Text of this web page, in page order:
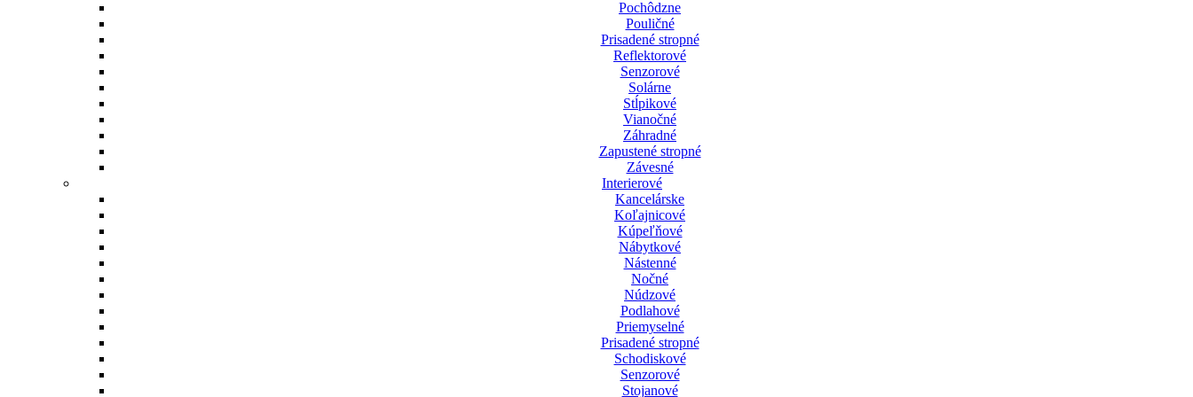
Pochôdzne
Pouličné
Prisadené stropné
Reflektorové
Senzorové
Solárne
Stĺpikové
Vianočné
Záhradné
Zapustené stropné
Závesné
Interierové
Kancelárske
Koľajnicové
Kúpeľňové
Nábytkové
Nástenné
Nočné
Núdzové
Podlahové
Priemyselné
Prisadené stropné
Schodiskové
Senzorové
Stojanové